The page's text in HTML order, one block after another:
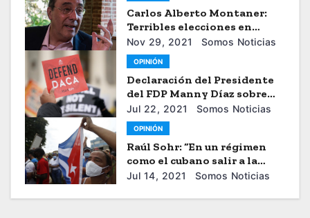
Carlos Alberto Montaner:
Terribles elecciones en
Honduras
Nov 29, 2021 Somos Noticias
OPINIÓN
Declaración del Presidente
del FDP Manny Díaz sobre
Decisión de Juez Federal Que
Bloquea Nuevas Solicitudes
de DACA
Jul 22, 2021 Somos Noticias
OPINIÓN
Raúl Sohr: “En un régimen
como el cubano salir a la
calle tiene costos muy altos”
Jul 14, 2021 Somos Noticias